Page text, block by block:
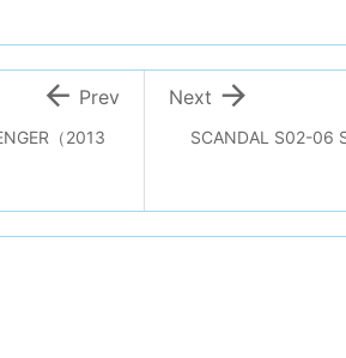
SCANDAL S02-06

Next
（2013
 Prev